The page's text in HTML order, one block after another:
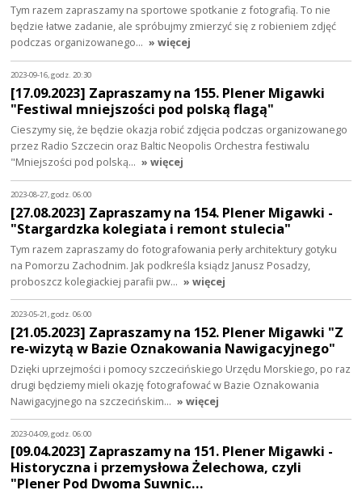
Tym razem zapraszamy na sportowe spotkanie z fotografią. To nie
będzie łatwe zadanie, ale spróbujmy zmierzyć się z robieniem zdjęć
podczas organizowanego… » więcej
2023-09-16, godz. 20:30
[17.09.2023] Zapraszamy na 155. Plener Migawki
"Festiwal mniejszości pod polską flagą"
Cieszymy się, że będzie okazja robić zdjęcia podczas organizowanego
przez Radio Szczecin oraz Baltic Neopolis Orchestra festiwalu
"Mniejszości pod polską… » więcej
2023-08-27, godz. 06:00
[27.08.2023] Zapraszamy na 154. Plener Migawki -
"Stargardzka kolegiata i remont stulecia"
Tym razem zapraszamy do fotografowania perły architektury gotyku
na Pomorzu Zachodnim. Jak podkreśla ksiądz Janusz Posadzy,
proboszcz kolegiackiej parafii pw… » więcej
2023-05-21, godz. 06:00
[21.05.2023] Zapraszamy na 152. Plener Migawki "Z
re-wizytą w Bazie Oznakowania Nawigacyjnego"
Dzięki uprzejmości i pomocy szczecińskiego Urzędu Morskiego, po raz
drugi będziemy mieli okazję fotografować w Bazie Oznakowania
Nawigacyjnego na szczecińskim… » więcej
2023-04-09, godz. 06:00
[09.04.2023] Zapraszamy na 151. Plener Migawki -
Historyczna i przemysłowa Żelechowa, czyli
"Plener Pod Dwoma Suwnic…